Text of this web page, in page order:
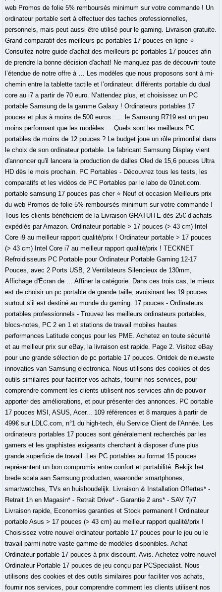
web Promos de folie 5% remboursés minimum sur votre commande ! Un
ordinateur portable sert à effectuer des taches professionnelles,
personnels, mais peut aussi être utilisé pour le gaming. Livraison gratuite.
Grand comparatif des meilleurs pc portables 17 pouces en ligne ⭐
Consultez notre guide d'achat des meilleurs pc portables 17 pouces afin
de prendre la bonne décision d'achat! Ne manquez pas de découvrir toute
l’étendue de notre offre à … Les modèles que nous proposons sont à mi-
chemin entre la tablette tactile et l’ordinateur. différents portable du dual
core au i7 a partir de 70 euro. N’attendez plus, et choisissez un PC
portable Samsung de la gamme Galaxy ! Ordinateurs portables 17
pouces et plus à moins de 500 euros : ... le Samsung R719 est un peu
moins performant que les modèles ... Quels sont les meilleurs PC
portables de moins de 12 pouces ? Le budget joue un rôle primordial dans
le choix de son ordinateur portable. Le fabricant Samsung Display vient
d'annoncer qu'il lancera la production de dalles Oled de 15,6 pouces Ultra
HD dès le mois prochain. PC Portables - Découvrez tous les tests, les
comparatifs et les vidéos de PC Portables par le labo de 01net.com.
portable samsung 17 pouces pas cher ⭐ Neuf et occasion Meilleurs prix
du web Promos de folie 5% remboursés minimum sur votre commande !
Tous les clients bénéficient de la Livraison GRATUITE dès 25€ d’achats
expédiés par Amazon. Ordinateur portable > 17 pouces (> 43 cm) Intel
Core i9 au meilleur rapport qualité/prix ! Ordinateur portable > 17 pouces
(> 43 cm) Intel Core i7 au meilleur rapport qualité/prix ! TECKNET
Refroidisseurs PC Portable pour Ordinateur Portable Gaming 12-17
Pouces, avec 2 Ports USB, 2 Ventilateurs Silencieux de 130mm,
Affichage d'Écran de … Affiner la catégorie. Dans ces trois cas, le mieux
est de choisir un pc portable de grande taille, avoisinant les 19 pouces
surtout s’il est destiné au monde du gaming. 17 pouces - Ordinateurs
portables professionnels - Trouvez les meilleurs ordinateurs portables,
blocs-notes, PC 2 en 1 et stations de travail mobiles hautes
performances Latitude conçus pour les PME. Achetez en toute sécurité
et au meilleur prix sur eBay, la livraison est rapide. Page 2. Visitez eBay
pour une grande sélection de pc portable 17 pouces. Ontdek de nieuwste
innovaties van Samsung electronica. Nous utilisons des cookies et des
outils similaires pour faciliter vos achats, fournir nos services, pour
comprendre comment les clients utilisent nos services afin de pouvoir
apporter des améliorations, et pour présenter des annonces. PC portable
17 pouces MSI, ASUS, Acer... 109 références et 8 marques à partir de
499€ sur LDLC.com, n°1 du high-tech, élu Service Client de l'Année. Les
ordinateurs portables 17 pouces sont généralement recherchés par les
gamers et les graphistes exigeants cherchant à disposer d’une plus
grande superficie de travail. Les PC portables au format 15 pouces
représentent un bon compromis entre confort et portabilité. Bekijk het
brede scala aan Samsung producten, waaronder smartphones,
smartwatches, TVs en huishoudelijk. Livraison & Installation Offertes* -
Retrait 1h en Magasin* - Retrait Drive* - Garantie 2 ans* - SAV 7j/7
Livraison rapide, Economies garanties et Stock permanent ! Ordinateur
portable Asus > 17 pouces (> 43 cm) au meilleur rapport qualité/prix !
Choisissez votre nouvel ordinateur portable 17 pouces pour le jeu ou le
travail parmi notre vaste gamme de modèles disponibles. Achat
Ordinateur portable 17 pouces à prix discount. Avis. Achetez votre nouvel
Ordinateur Portable 17 pouces de jeu conçu par PCSpecialist. Nous
utilisons des cookies et des outils similaires pour faciliter vos achats,
fournir nos services, pour comprendre comment les clients utilisent nos